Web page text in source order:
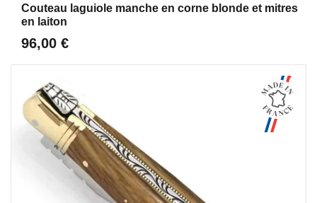
Couteau laguiole manche en corne blonde et mitres
en laiton
96,00 €